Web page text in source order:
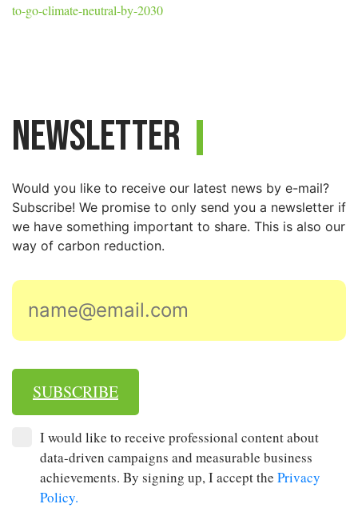
to-go-climate-neutral-by-2030
Newsletter
Would you like to receive our latest news by e-mail?
Subscribe! We promise to only send you a newsletter if
we have something important to share. This is also our
way of carbon reduction.
SUBSCRIBE
I would like to receive professional content about
data-driven campaigns and measurable business
achievements. By signing up, I accept the Privacy
Policy.